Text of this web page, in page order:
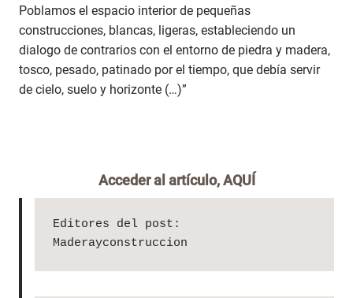
Poblamos el espacio interior de pequeñas
construcciones, blancas, ligeras, estableciendo un
dialogo de contrarios con el entorno de piedra y madera,
tosco, pesado, patinado por el tiempo, que debía servir
de cielo, suelo y horizonte (…)”
Acceder al artículo,AQUÍ
Editores del post:
Maderayconstruccion